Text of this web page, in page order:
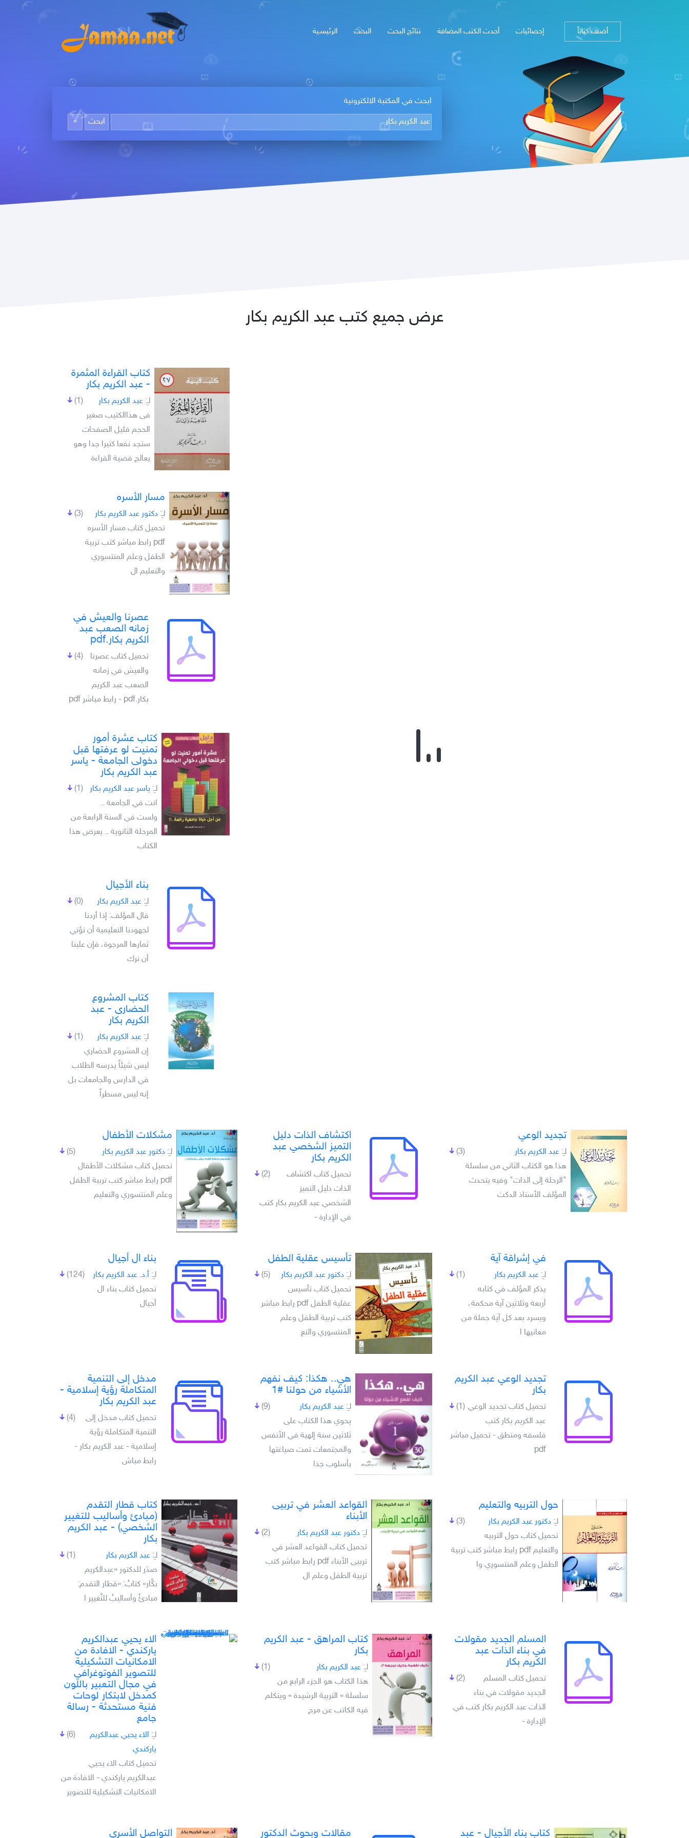
الرئيسـية البحث نتائج البحث أحدث الكتب المضافة إحصائيات أضف كتاباً
ابحث في المكتبة الالكترونية
عرض جميع كتب عبد الكريم بكار
كتاب القراءة المثمرة
- عبد الكريم بكار
(1) لـِ: عبد الكريم بكار
فى هذاالكتيب صغير
الحجم قليل الصفحات
ستجد نفعا كثيرا جدا وهو
يعالج قضية القراءة
مسار الأسره
(3) لـِ:دكتور عبد الكريم بكار
تحميل كتاب مسار الأسره
pdf رابط مباشر كتب تربية
الطفل وعلم المنتسوري
والتعليم ال
عصرنا والعيش في
زمانه الصعب عبد
الكريم بكار.pdf
(4)
تحميل كتاب عصرنا
والعيش في زمانه
الصعب عبد الكريم
بكار.pdf - رابط مباشر pdf
كتاب عشرة أمور
تمنيت لو عرفتها قبل
دخولى الجامعة - ياسر
عبد الكريم بكار
(1) لـِ: ياسر عبد الكريم بكار
انت في الجامعة ..
ولست في السنة الرابعة من
المرحلة الثانوية .. يعرض هذا
الكتاب
بناء الأجيال
(0) لـِ: عبد الكريم بكار
قال المؤلف: إذا أردنا
لجهودنا التعليمية أن تؤتي
ثمارها المرجوة، فإن علينا
أن نرك
كتاب المشروع
الحضارى - عبد
الكريم بكار
(1) لـِ: عبد الكريم بكار
إن المشروع الحضاري
ليس شيئاً يدرسه الطلاب
في الدارس والجامعات بل
إنه ليس مسطراً
تجديد الوعي
(3) لـِ: عبد الكريم بكار
هذا هو الكتاب الثاني من سلسلة
"الرحلة إلى الذات" وفيه يتحدث
المؤلف الأستاذ الدكت
اكتشاف الذات دليل
التميز الشخصي عبد
الكريم بكار
(2)
تحميل كتاب اكتشاف
الذات دليل التميز
الشخصي عبد الكريم بكار كتب
في الإدارة -
مشكلات الأطفال
(5) لـِ: دكتور عبد الكريم بكار
تحميل كتاب مشكلات الأطفال
pdf رابط مباشر كتب تربية الطفل
وعلم المنتسوري والتعليم
في إشراقة آية
(1) لـِ: عبد الكريم بكار
يذكر المؤلف في كتابه
أربعة وثلاثين آية محكمة،
ويسرد بعد كل آية جملة من
معانيها ا
تأسيس عقلية الطفل
(5) لـِ: دكتور عبد الكريم بكار
تحميل كتاب تأسيس
عقلية الطفل pdf رابط مباشر
كتب تربية الطفل وعلم
المنتسوري والتع
بناء ال أجيال
(124) لـِ: أ.د. عبد الكريم بكار
تحميل كتاب بناء ال
أجيال
تجديد الوعي عبد الكريم
بكار
(1) تحميل كتاب تجديد الوعي
عبد الكريم بكار كتب
فلسفه ومنطق - تحميل مباشر
pdf
هي.. هكذا: كيف نفهم
الأشياء من حولنا #1
(9) لـِ: عبد الكريم بكار
يحوي هذا الكتاب على
ثلاثين سنة إلهية في الأنفس
والمجتمعات تمت صياغتها
بأسلوب جذا
مدخل إلى التنمية
المتكاملة رؤية إسلامية -
عبد الكريم بكار
(4)
تحميل كتاب مدخل إلى
التنمية المتكاملة رؤية
إسلامية - عبد الكريم بكار -
رابط مباش
حول التربيه والتعليم
(3) لـِ: دكتور عبد الكريم بكار
تحميل كتاب حول التربيه
والتعليم pdf رابط مباشر كتب تربية
الطفل وعلم المنتسوري وا
القواعد العشر في تربيى
الأبناء
(2) لـِ:دكتور عبد الكريم بكار
تحميل كتاب القواعد العشر في
تربيى الأبناء pdf رابط مباشر كتب
تربية الطفل وعلم ال
كتاب قطار التقدم
(مبادئ وأساليب للتغيير
الشخصي) - عبد الكريم
بكار
(1) لـِ: عبد الكريم بكار
صدَر للدكتور «عبدالكريم
بكَّار» كتابُ: «قطار التقدم:
مبادئُ وأساليبُ للتَّغيير ا
المسلم الجديد مقولات
في بناء الذات عبد
الكريم بكار
(2)
تحميل كتاب المسلم
الجديد مقولات في بناء
الذات عبد الكريم بكار كتب في
الإدارة -
كتاب المراهق - عبد الكريم
بكار
(1) لـِ: عبد الكريم بكار
هذا الكتاب هو الجزء الرابع من
سلسلة » التربية الرشيدة » ويتكلم
فيه الكاتب عن مرح
الاء يحيي عبدالكريم
ياركندي - الافادة من
الامكانيات التشكيلية
للتصوير الفوتوغرافي
في مجال التعبير باللون
كمدخل لابتكار لوحات
فنية مستحدثة - رسالة
جامع
(6) لـِ: الاء يحيي عبدالكريم
ياركندي
تحميل كتاب الاء يحيي
عبدالكريم ياركندي - الافادة من
الامكانيات التشكيلية للتصوير
كتاب بناء الأجيال - عبد مقالات وبحوث الدكتور التواصل الأسري